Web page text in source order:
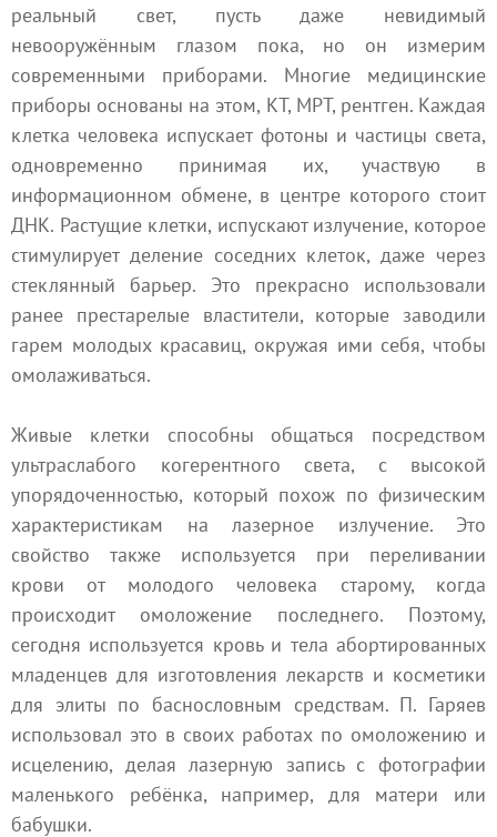
реальный свет, пусть даже невидимый
невооружённым глазом пока, но он измерим
современными приборами. Многие медицинские
приборы основаны на этом, КТ, МРТ, рентген. Каждая
клетка человека испускает фотоны и частицы света,
одновременно принимая их, участвую в
информационном обмене, в центре которого стоит
ДНК. Растущие клетки, испускают излучение, которое
стимулирует деление соседних клеток, даже через
стеклянный барьер. Это прекрасно использовали
ранее престарелые властители, которые заводили
гарем молодых красавиц, окружая ими себя, чтобы
омолаживаться.
Живые клетки способны общаться посредством
ультраслабого когерентного света, с высокой
упорядоченностью, который похож по физическим
характеристикам на лазерное излучение. Это
свойство также используется при переливании
крови от молодого человека старому, когда
происходит омоложение последнего. Поэтому,
сегодня используется кровь и тела абортированных
младенцев для изготовления лекарств и косметики
для элиты по баснословным средствам. П. Гаряев
использовал это в своих работах по омоложению и
исцелению, делая лазерную запись с фотографии
маленького ребёнка, например, для матери или
бабушки.